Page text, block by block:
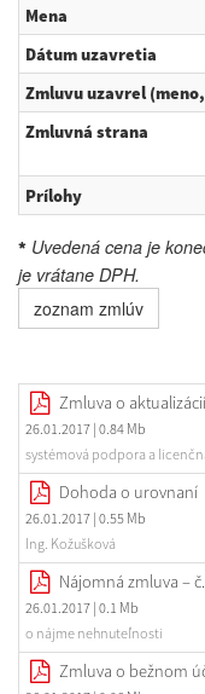
Mena
Dátum uzavretia
Zmluvu uzavrel
Zmluvná strana
Prílohy
* Uvedená cena je
je vrátane DPH.
zoznam zmlúv
Zmluva o
26.01.2017 | 0.84 Mb
systémová podpora a
Dohoda o urovnaní
26.01.2017 | 0.55 Mb
Ing. Kožušková
Nájomná zmluva –
26.01.2017 | 0.1 Mb
o nájme nehnuteľnosti
Zmluva o bežnom